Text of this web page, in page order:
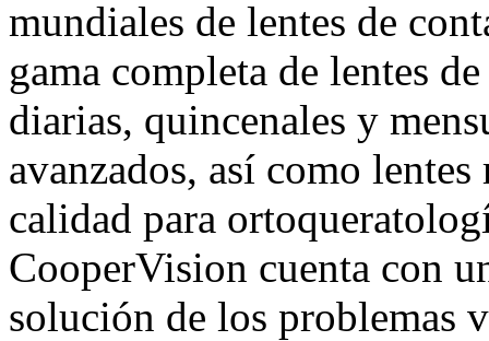
mundiales de lentes de
gama completa de lentes
diarias, quincenales y
avanzados, así como
calidad para
CooperVision cuenta con
solución de los problemas